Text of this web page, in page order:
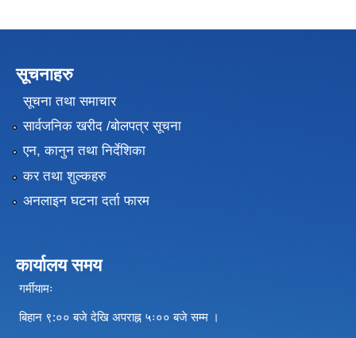
सूचनाहरु
सूचना तथा समाचार
सार्वजनिक खरीद /बोलपत्र सूचना
एन, कानुन तथा निर्देशिका
कर तथा शुल्कहरु
अनलाइन घटना दर्ता फारम
कार्यालय समय
गर्मीयामः
बिहान ९:०० बजे देखि अपराह्न ५ः०० बजे सम्म ।